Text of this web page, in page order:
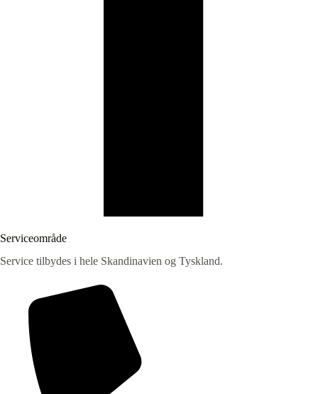
Serviceområde
Service tilbydes i hele Skandinavien og Tyskland.